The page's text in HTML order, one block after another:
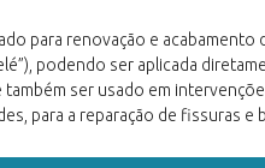
para renovação e
podendo ser aplicada
também ser usado em
para a reparação de fissuras e